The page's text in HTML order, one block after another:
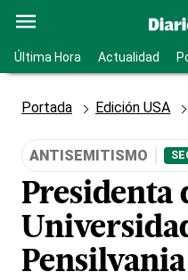
Última Hora Actualidad
Portada Edición USA
ANTISEMITISMO
Presidenta